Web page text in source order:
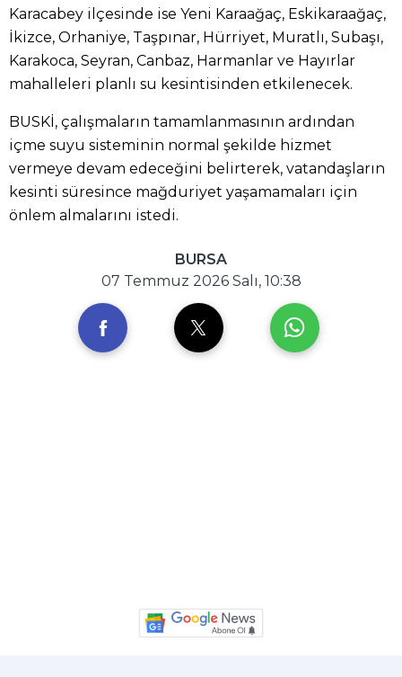
Karacabey ilçesinde ise Yeni Karaağaç, Eskikaraağaç,
İkizce, Orhaniye, Taşpınar, Hürriyet, Muratlı, Subaşı,
Karakoca, Seyran, Canbaz, Harmanlar ve Hayırlar
mahalleleri planlı su kesintisinden etkilenecek.
BUSKİ, çalışmaların tamamlanmasının ardından
içme suyu sisteminin normal şekilde hizmet
vermeye devam edeceğini belirterek, vatandaşların
kesinti süresince mağduriyet yaşamamaları için
önlem almalarını istedi.
BURSA
07 Temmuz 2026 Salı, 10:38